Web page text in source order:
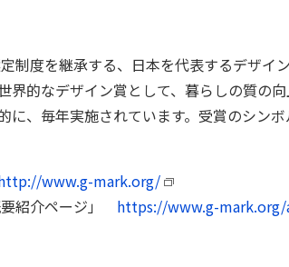
制度を継承する、日本を代表するデザイ
界的なデザイン賞として、暮らしの質の
に、毎年実施されています。受賞のシン
www.g-mark.org/
紹介ページ」 https://www.g-